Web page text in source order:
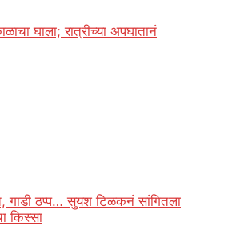
घाला; रात्रीच्या अपघातानं
गाडी ठप्प… सुयश टिळकनं सांगितला
किस्सा